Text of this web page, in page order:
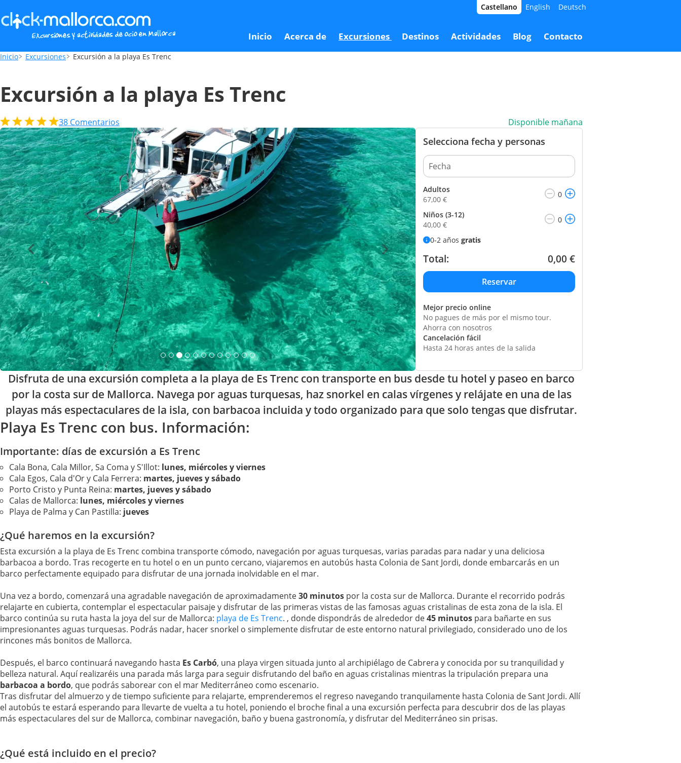
Inicio Acerca de Excursiones Destinos Actividades Blog Contacto
Castellano English Deutsch
Excursión a la playa Es Trenc 67,00 € 40,00 € Reservar
Inicio Excursiones Excursión a la playa Es Trenc
Excursión a la playa Es Trenc
38 Comentarios Disponible mañana
Selecciona fecha y personas
Adultos
67,00 €
Niños (3-12)
40,00 €
0-2 años gratis
Total: 0,00 €
Mejor precio online
No pagues de más por el mismo tour.
Ahorra con nosotros
Cancelación fácil
Hasta 24 horas antes de la salida
Disfruta de una excursión completa a la playa de Es Trenc con transporte en bus desde tu hotel y paseo en barco
por la costa sur de Mallorca. Navega por aguas turquesas, haz snorkel en calas vírgenes y relájate en una de las
playas más espectaculares de la isla, con barbacoa incluida y todo organizado para que solo tengas que disfrutar.
Playa Es Trenc con bus. Información:
Importante: días de excursión a Es Trenc
Cala Bona, Cala Millor, Sa Coma y S'Illot: lunes, miércoles y viernes
Cala Egos, Cala d'Or y Cala Ferrera: martes, jueves y sábado
Porto Cristo y Punta Reina: martes, jueves y sábado
Calas de Mallorca: lunes, miércoles y viernes
Playa de Palma y Can Pastilla: jueves
¿Qué haremos en la excursión?
Esta excursión a la playa de Es Trenc combina transporte cómodo, navegación por aguas turquesas, varias paradas para nadar y una deliciosa
barbacoa a bordo. Tras recogerte en tu hotel o en un punto cercano, viajaremos en autobús hasta Colonia de Sant Jordi, donde embarcarás en un
barco perfectamente equipado para disfrutar de una jornada inolvidable en el mar.
Una vez a bordo, comenzará una agradable navegación de aproximadamente30 minutos por la costa sur de Mallorca. Durante el recorrido podrás
relajarte en cubierta, contemplar el espectacular paisaje y disfrutar de las primeras vistas de las famosas aguas cristalinas de esta zona de la isla. El
barco continúa su ruta hasta la joya del sur de Mallorca: playa de Es Trenc. , donde dispondrás de alrededor de45 minutos para bañarte en sus
impresionantes aguas turquesas. Podrás nadar, hacer snorkel o simplemente disfrutar de este entorno natural privilegiado, considerado uno de los
rincones más bonitos de Mallorca.
Después, el barco continuará navegando hasta Es Carbó, una playa virgen situada junto al archipiélago de Cabrera y conocida por su tranquilidad y
belleza natural. Aquí realizaréis una parada más larga para seguir disfrutando del baño en aguas cristalinas mientras la tripulación prepara una
barbacoa a bordo, que podrás saborear con el mar Mediterráneo como escenario.
Tras disfrutar del almuerzo y de tiempo suficiente para relajarte, emprenderemos el regreso navegando tranquilamente hasta Colonia de Sant Jordi. Allí
el autobús te estará esperando para llevarte de vuelta a tu hotel, poniendo el broche final a una excursión perfecta para descubrir dos de las playas
más espectaculares del sur de Mallorca, combinar navegación, baño y buena gastronomía, y disfrutar del Mediterráneo sin prisas.
¿Qué está incluido en el precio?